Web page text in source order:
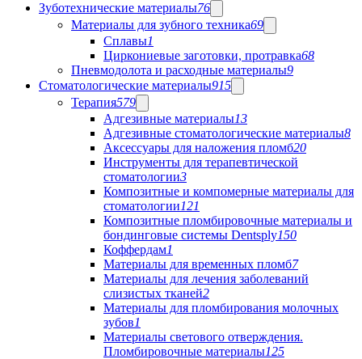
Зуботехнические материалы76
Материалы для зубного техника69
Сплавы1
Циркониевые заготовки, протравка68
Пневмодолота и расходные материалы9
Стоматологические материалы915
Терапия579
Адгезивные материалы13
Адгезивные стоматологические материалы8
Аксессуары для наложения пломб20
Инструменты для терапевтической
стоматологии3
Композитные и компомерные материалы для
стоматологии121
Композитные пломбировочные материалы и
бондинговые системы Dentsply150
Коффердам1
Материалы для временных пломб7
Материалы для лечения заболеваний
слизистых тканей2
Материалы для пломбирования молочных
зубов1
Материалы светового отверждения.
Пломбировочные материалы125